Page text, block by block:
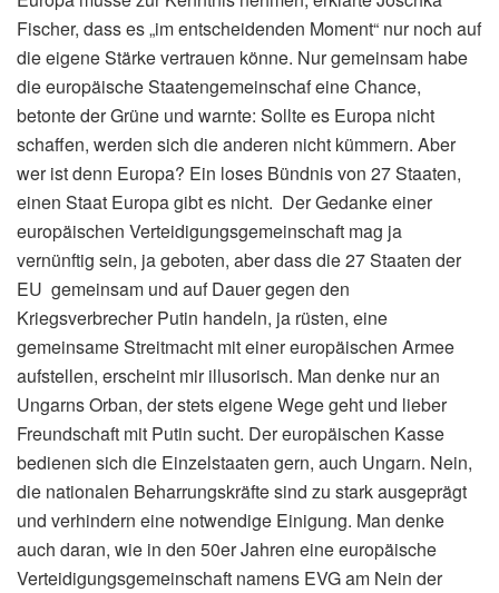
Fischer, dass es „im entscheidenden Moment“ nur noch auf
die eigene Stärke vertrauen könne. Nur gemeinsam habe
die europäische Staatengemeinschaf eine Chance,
betonte der Grüne und warnte: Sollte es Europa nicht
schaffen, werden sich die anderen nicht kümmern. Aber
wer ist denn Europa? Ein loses Bündnis von 27 Staaten,
einen Staat Europa gibt es nicht. Der Gedanke einer
europäischen Verteidigungsgemeinschaft mag ja
vernünftig sein, ja geboten, aber dass die 27 Staaten der
EU gemeinsam und auf Dauer gegen den
Kriegsverbrecher Putin handeln, ja rüsten, eine
gemeinsame Streitmacht mit einer europäischen Armee
aufstellen, erscheint mir illusorisch. Man denke nur an
Ungarns Orban, der stets eigene Wege geht und lieber
Freundschaft mit Putin sucht. Der europäischen Kasse
bedienen sich die Einzelstaaten gern, auch Ungarn. Nein,
die nationalen Beharrungskräfte sind zu stark ausgeprägt
und verhindern eine notwendige Einigung. Man denke
auch daran, wie in den 50er Jahren eine europäische
Verteidigungsgemeinschaft namens EVG am Nein der